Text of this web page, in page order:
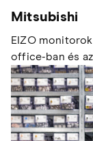
Mitsubishi
EIZO
office-ban és